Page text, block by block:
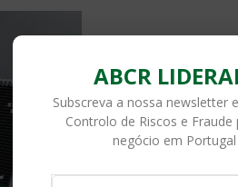
ABCR
Subscreva a nossa newsletter
Controlo de Riscos e
negócio em